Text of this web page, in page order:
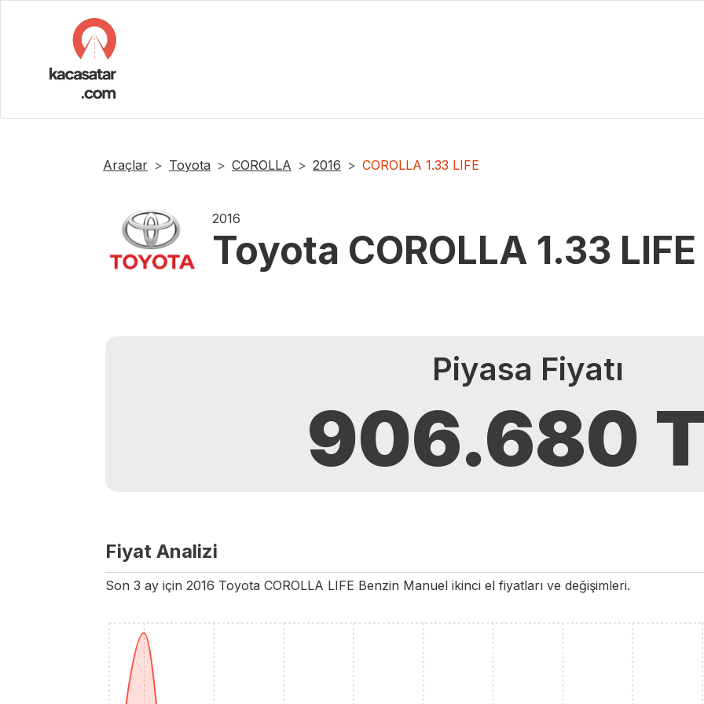
Araçlar Toyota COROLLA 2016 COROLLA 1.33 LIFE
2016
Toyota COROLLA 1.33 LIFE
Piyasa Fiyatı
906.680
Fiyat Analizi
Son 3 ay için 2016 Toyota COROLLA LIFE Benzin Manuel ikinci el fiyatları ve değişimleri.